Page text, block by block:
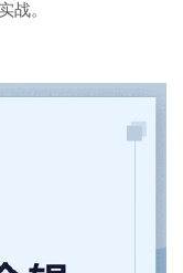
战。